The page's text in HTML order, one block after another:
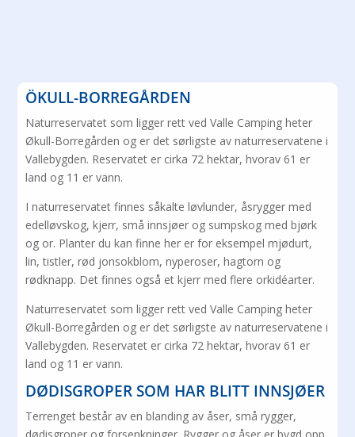
ÖKULL-BORREGÅRDEN
Naturreservatet som ligger rett ved Valle Camping heter
Økull-Borregården og er det sørligste av naturreservatene i
Vallebygden. Reservatet er cirka 72 hektar, hvorav 61 er
land og 11 er vann.
I naturreservatet finnes såkalte løvlunder, åsrygger med
edelløvskog, kjerr, små innsjøer og sumpskog med bjørk
og or. Planter du kan finne her er for eksempel mjødurt,
lin, tistler, rød jonsokblom, nyperoser, hagtorn og
rødknapp. Det finnes også et kjerr med flere orkidéarter.
Naturreservatet som ligger rett ved Valle Camping heter
Økull-Borregården og er det sørligste av naturreservatene i
Vallebygden. Reservatet er cirka 72 hektar, hvorav 61 er
land og 11 er vann.
DØDISGROPER SOM HAR BLITT INNSJØER
Terrenget består av en blanding av åser, små rygger,